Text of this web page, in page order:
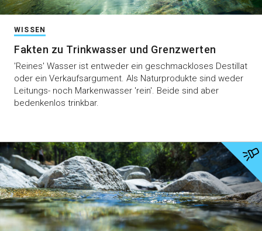
WISSEN
Fakten zu Trinkwasser und Grenzwerten
'Reines' Wasser ist entweder ein geschmackloses Destillat
oder ein Verkaufsargument. Als Naturprodukte sind weder
Leitungs- noch Markenwasser 'rein'. Beide sind aber
bedenkenlos trinkbar.